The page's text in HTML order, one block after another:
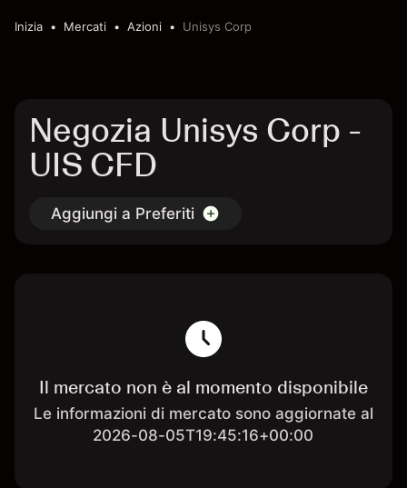
Inizia Mercati Azioni Unisys Corp
Negozia Unisys Corp -
UIS CFD
Aggiungi a Preferiti
Il mercato non è al momento disponibile
Le informazioni di mercato sono aggiornate al
2026-08-05T19:45:16+00:00